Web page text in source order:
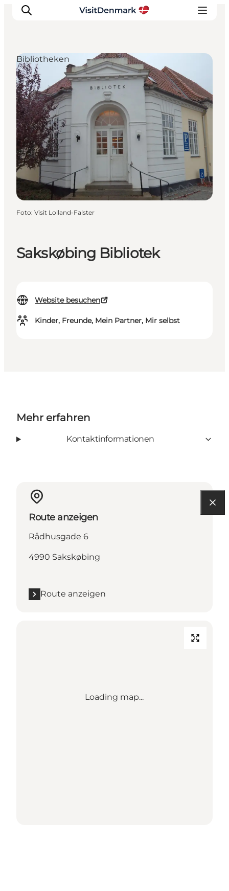
Inspiration
Regionen
Erlebnisse
Unterkünfte
Reiseplanung
Sakskøbing Bibliotek
Website besuchen
Kinder, Freunde, Mein Partner, Mir selbst
Bibliotheken
Foto: Visit Lolland-Falster
Mehr erfahren
Kontaktinformationen
Route anzeigen
Rådhusgade 6
4990 Sakskøbing
Route anzeigen
Loading map...